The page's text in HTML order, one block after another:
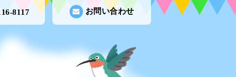
お問い合わせ
8117